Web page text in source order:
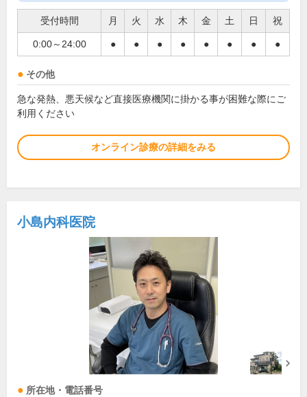
受付時間 月 火 水 木 金 土 日 祝
0:00～24:00 ● ● ● ● ● ● ● ●
その他
急な発熱、悪天候など直接医療機関に掛かる事が困難な際にご
利用ください
オンライン診療の詳細をみる
小島内科医院
所在地・電話番号